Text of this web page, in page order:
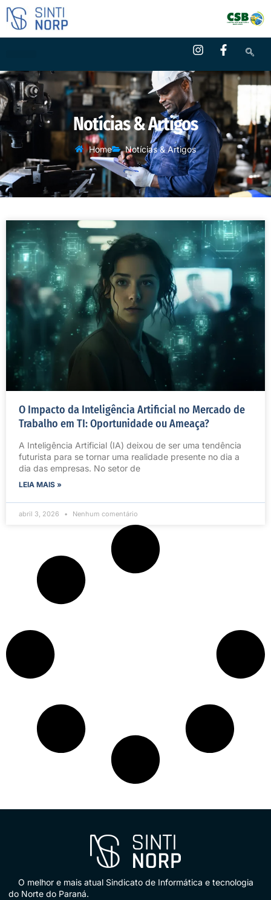
Notícias & Artigos
Home Notícias & Artigos
O Impacto da Inteligência Artificial no Mercado de
Trabalho em TI: Oportunidade ou Ameaça?
A Inteligência Artificial (IA) deixou de ser uma tendência
futurista para se tornar uma realidade presente no dia a
dia das empresas. No setor de
LEIA MAIS »
abril 3, 2026 Nenhum comentário
O melhor e mais atual Sindicato de Informática e tecnologia
do Norte do Paraná.